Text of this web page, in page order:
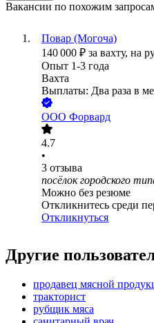
Вакансии по похожим
Повар (Могоча)
140 000 ₽ за вахту, на
Опыт 1-3 года
Вахта
Выплаты: Два раза в
ООО Форвард
4.7
•
3 отзыва
посёлок городского
Можно без резюме
Откликнитесь среди
Откликнуться
Другие
продавец мясной
тракторист
рубщик мяса